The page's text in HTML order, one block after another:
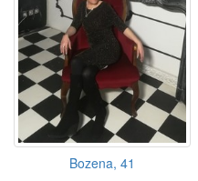
Bozena, 41